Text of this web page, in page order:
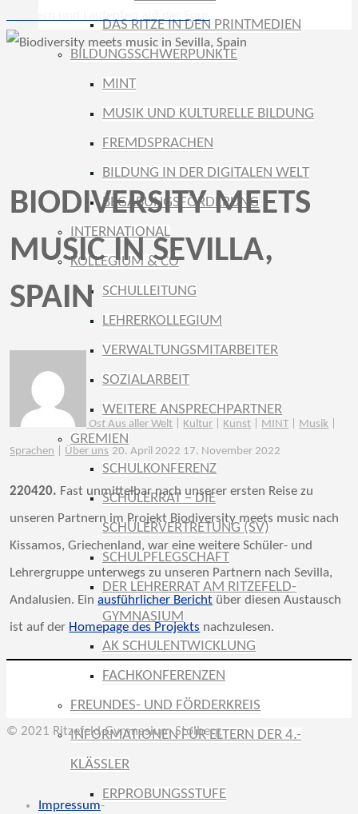
DAS RITZE IN DEN PRINTMEDIEN
BILDUNGSSCHWERPUNKTE
MINT
MUSIK UND KULTURELLE BILDUNG
FREMDSPRACHEN
BILDUNG IN DER DIGITALEN WELT
BEGABUNGSFÖRDERUNG
INTERNATIONAL
KOLLEGIUM & CO
SCHULLEITUNG
LEHRERKOLLEGIUM
VERWALTUNGSMITARBEITER
SOZIALARBEIT
WEITERE ANSPRECHPARTNER
GREMIEN
SCHULKONFERENZ
SCHÜLERRAT – DIE
SCHÜLERVERTRETUNG (SV)
SCHULPFLEGSCHAFT
DER LEHRERRAT AM RITZEFELD-
GYMNASIUM
AK SCHULENTWICKLUNG
FACHKONFERENZEN
FREUNDES- UND FÖRDERKREIS
INFORMATIONEN FÜR ELTERN DER 4.-
KLÄSSLER
ERPROBUNGSSTUFE
BIODIVERSITY MEETS
MUSIC IN SEVILLA,
SPAIN
Ost Aus aller Welt Kultur Kunst MINT Musik
Sprachen Über uns 20. April 2022 17. November 2022
220420. Fast unmittelbar nach unserer ersten Reise zu
unseren Partnern im Projekt Biodiversity meets music nach
Kissamos, Griechenland, war eine weitere Schüler- und
Lehrergruppe unterwegs zu unseren Partnern nach Sevilla,
Andalusien. Einausführlicher Bericht über diesen Austausch
ist auf der Homepage des Projekts nachzulesen.
© 2021 Ritzefeld-Gymnasium Stolberg
Impressum-